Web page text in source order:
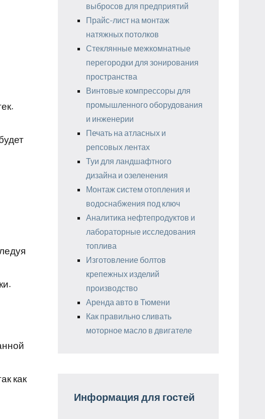
как
выбросов для предприятий
Прайс-лист на монтаж
натяжных потолков
Стеклянные межкомнатные
перегородки для зонирования
пространства
Винтовые компрессоры для
промышленного оборудования
и инженерии
Печать на атласных и
репсовых лентах
Туи для ландшафтного
дизайна и озеленения
Монтаж систем отопления и
водоснабжения под ключ
Аналитика нефтепродуктов и
лабораторные исследования
топлива
Изготовление болтов
крепежных изделий
производство
Аренда авто в Тюмени
Как правильно сливать
моторное масло в двигателе
Информация для гостей